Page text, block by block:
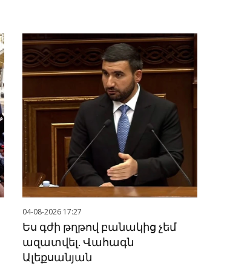
04-08-2026 17:27
Ես գժի թղթով բանակից չեմ
ազատվել. Վահագն
Ալեքսանյան